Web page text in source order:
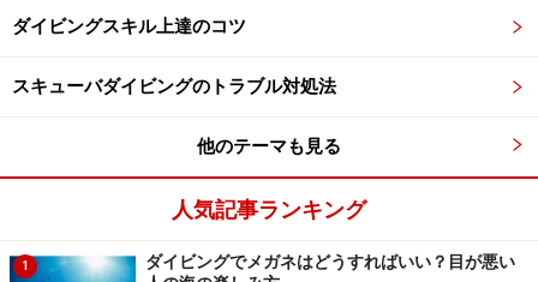
ダイビングスキル上達のコツ
スキューバダイビングのトラブル対処法
他のテーマも見る
人気記事ランキング
1
ダイビングでメガネはどうすればいい？目が悪い